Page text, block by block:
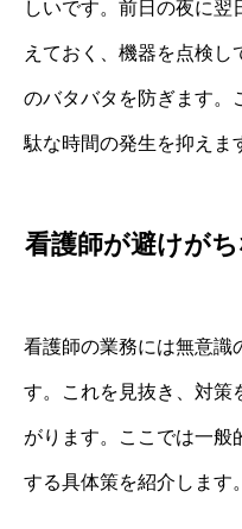
しいです。前日の夜に
えておく、機器を点検し
のバタバタを防ぎます。
駄な時間の発生を抑えま
看護師が避けが
看護師の業務には無意識
す。これを見抜き、対策
がります。ここでは一般
する具体策を紹介します。